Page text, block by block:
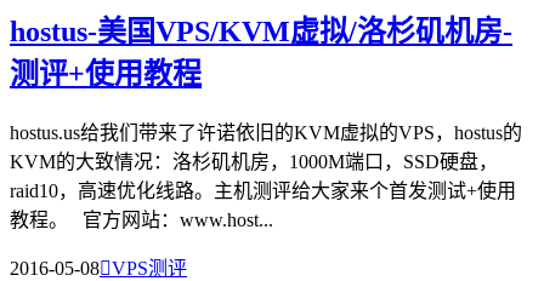
hostus-美国VPS/KVM虚拟/洛杉矶机房-
测评+使用教程
hostus.us给我们带来了许诺依旧的KVM虚拟的VPS，hostus的
KVM的大致情况：洛杉矶机房，1000M端口，SSD硬盘，
raid10，高速优化线路。主机测评给大家来个首发测试+使用
教程。 官方网站：www.host...
2016-05-08VPS测评